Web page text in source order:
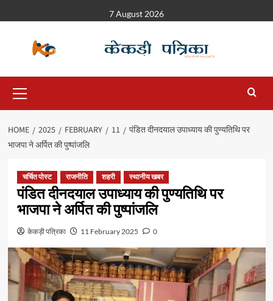
7 August 2026
HOME 2025 FEBRUARY 11
पंडित दीनदयाल उपाध्याय की पुण्यतिथि पर
भाजपा ने अर्पित की पुष्पांजलि
चर्चित पोस्ट राजनीति शहरी स्थानीय खबर
पंडित दीनदयाल उपाध्याय की पुण्यतिथि पर
भाजपा ने अर्पित की पुष्पांजलि
केकड़ी पत्रिका 11 February 2025 0